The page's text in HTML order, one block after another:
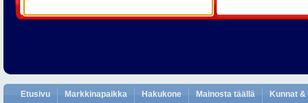
Etusivu Markkinapaikka Hakukone Mainosta täällä Kunnat